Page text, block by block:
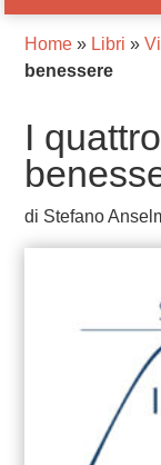
Home» Libri »
benessere
I
di Stefano